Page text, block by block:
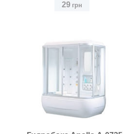
29 грн